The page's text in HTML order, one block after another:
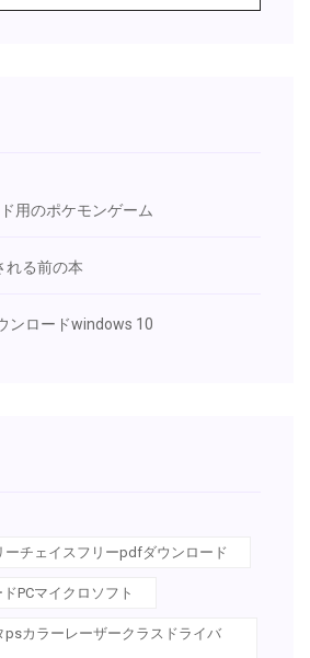
用のポケモンゲーム
れる前の本
ンロードwindows 10
ーチェイスフリーpdfダウンロード
PCマイクロソフト
psカラーレーザークラスドライバ